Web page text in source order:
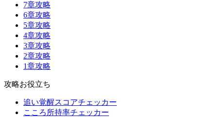
7章攻略
6章攻略
5章攻略
4章攻略
3章攻略
2章攻略
1章攻略
攻略お役立ち
追い覚醒スコアチェッカー
こころ所持率チェッカー